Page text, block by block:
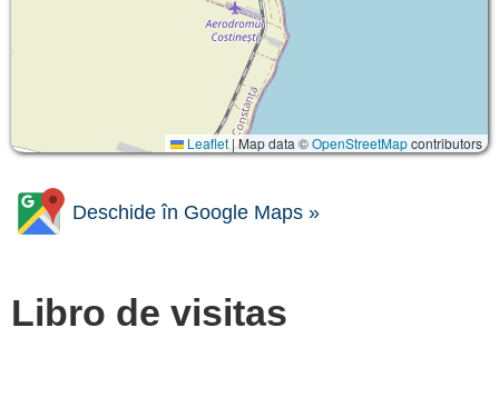
Leaflet |Map data ©OpenStreetMapcontributors
Deschide în Google Maps »
Libro de visitas